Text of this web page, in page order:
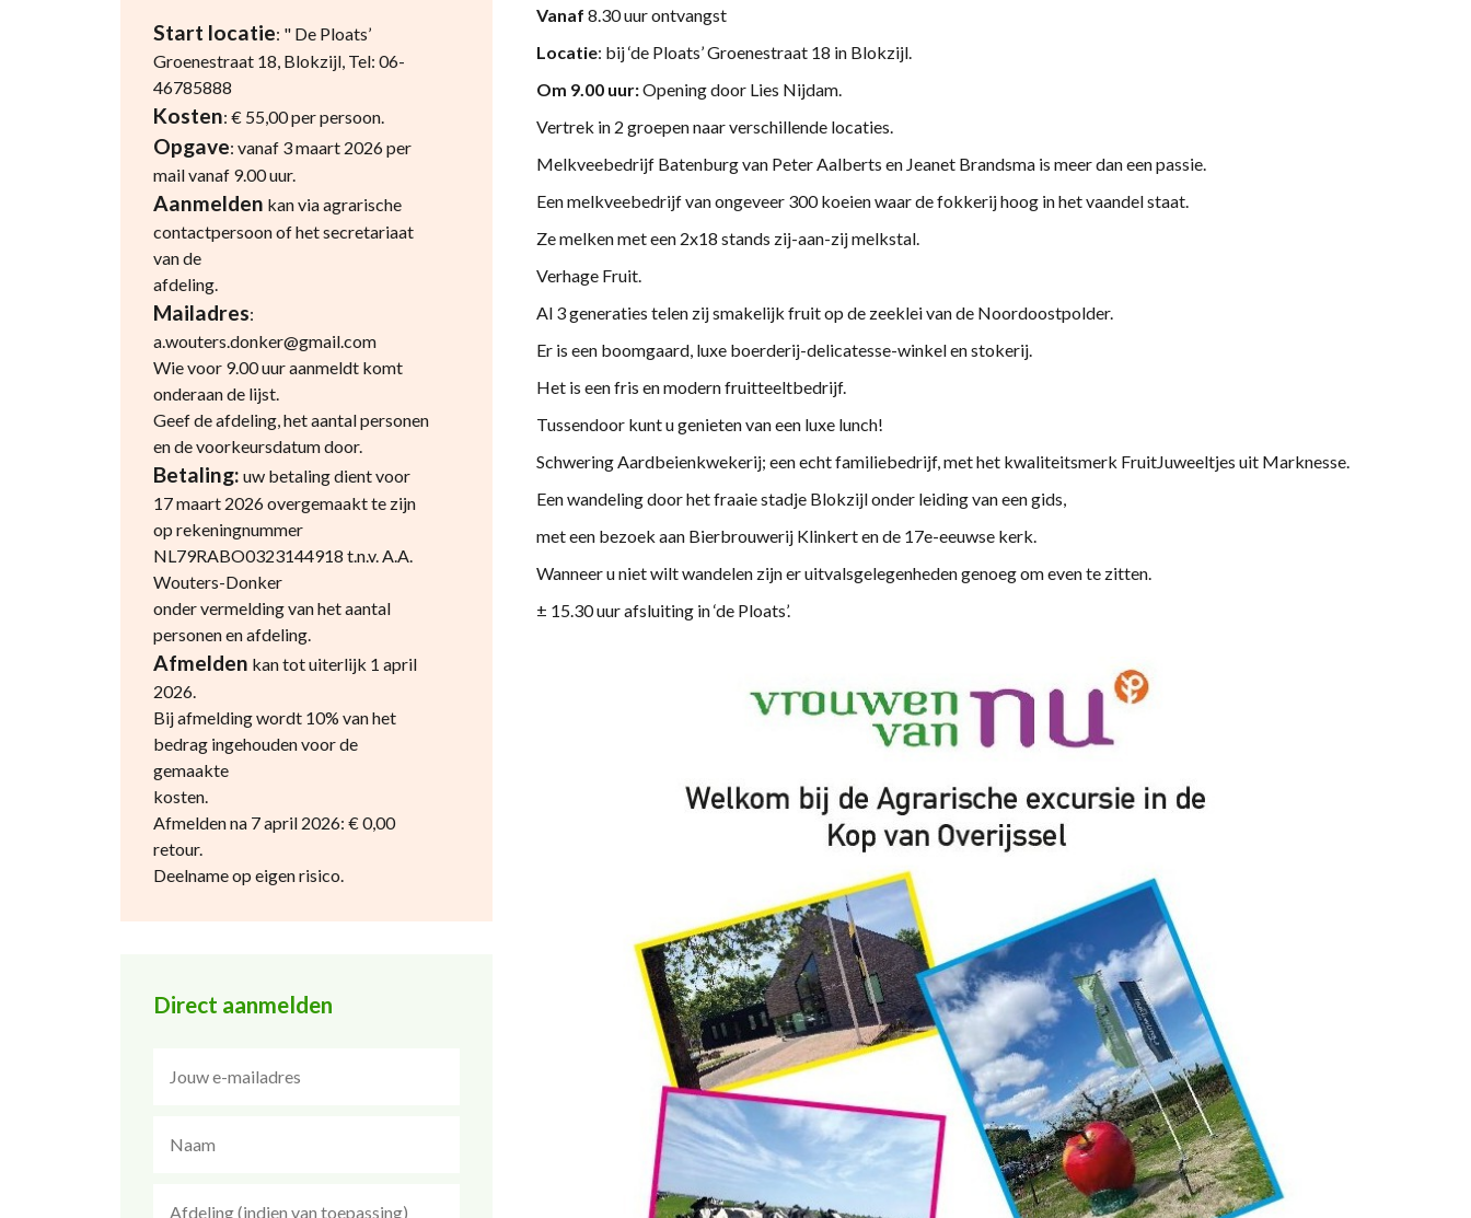
Start locatie: " De Ploats’
Groenestraat 18, Blokzijl, Tel: 06-
46785888
Kosten: € 55,00 per persoon.
Opgave: vanaf 3 maart 2026 per
mail vanaf 9.00 uur.
Aanmelden kan via agrarische
contactpersoon of het secretariaat
van de
afdeling.
Mailadres:
a.wouters.donker@gmail.com
Wie voor 9.00 uur aanmeldt komt
onderaan de lijst.
Geef de afdeling, het aantal personen
en de voorkeursdatum door.
Betaling: uw betaling dient voor
17 maart 2026 overgemaakt te zijn
op rekeningnummer
NL79RABO0323144918 t.n.v. A.A.
Wouters-Donker
onder vermelding van het aantal
personen en afdeling.
Afmelden kan tot uiterlijk 1 april
2026.
Bij afmelding wordt 10% van het
bedrag ingehouden voor de
gemaakte
kosten.
Afmelden na 7 april 2026: € 0,00
retour.
Deelname op eigen risico.
Direct aanmelden
Vanaf 8.30 uur ontvangst
Locatie: bij ‘de Ploats’ Groenestraat 18 in Blokzijl.
Om 9.00 uur:Opening door Lies Nijdam.
Vertrek in 2 groepen naar verschillende locaties.
Melkveebedrijf Batenburg van Peter Aalberts en Jeanet Brandsma is meer dan een passie.
Een melkveebedrijf van ongeveer 300 koeien waar de fokkerij hoog in het vaandel staat.
Ze melken met een 2x18 stands zij-aan-zij melkstal.
Verhage Fruit.
Al 3 generaties telen zij smakelijk fruit op de zeeklei van de Noordoostpolder.
Er is een boomgaard, luxe boerderij-delicatesse-winkel en stokerij.
Het is een fris en modern fruitteeltbedrijf.
Tussendoor kunt u genieten van een luxe lunch!
Schwering Aardbeienkwekerij; een echt familiebedrijf, met het kwaliteitsmerk FruitJuweeltjes uit Marknesse.
Een wandeling door het fraaie stadje Blokzijl onder leiding van een gids,
met een bezoek aan Bierbrouwerij Klinkert en de 17e-eeuwse kerk.
Wanneer u niet wilt wandelen zijn er uitvalsgelegenheden genoeg om even te zitten.
± 15.30 uur afsluiting in ‘de Ploats’.